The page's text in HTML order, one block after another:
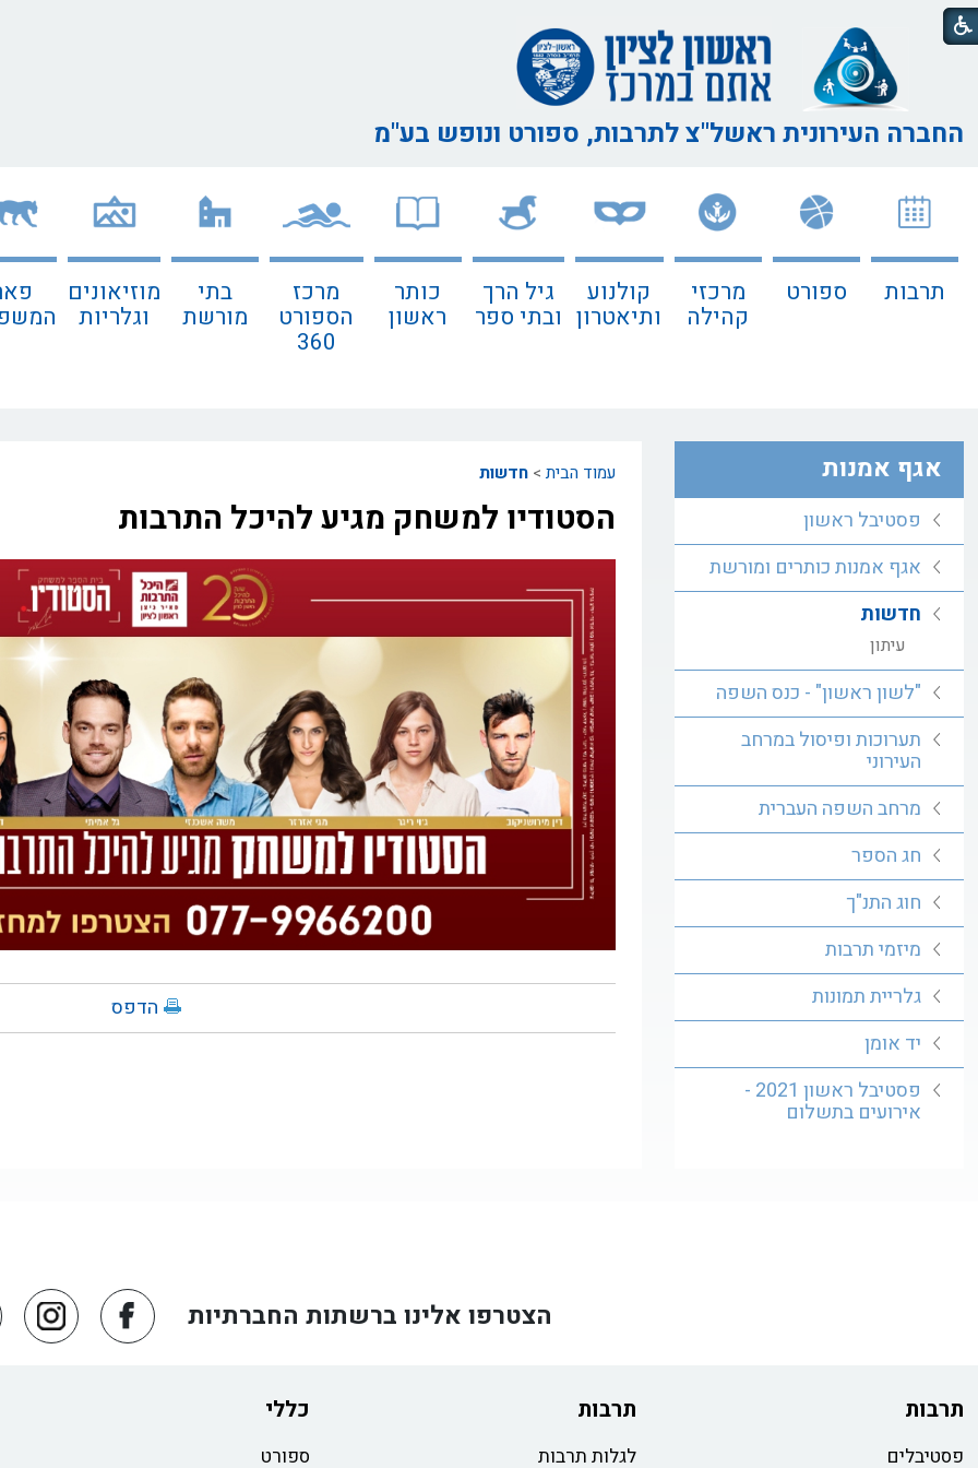
החברה העירונית ראשל"צלתרבות, ספורט ונופש בע"מ
תרבות ספורט מרכזי
קהילה
קולנוע
ותיאטרון
גיל הרך
ובתי ספר
כותר
ראשון
מרכז
הספורט
360
בתי
מורשת
מוזיאונים
וגלריות
עמוד הבית >חדשות
הסטודיו למשחק מגיע להיכל התרבות
הדפס
אגף אמנות
פסטיבל ראשון
אגף אמנות כותרים ומורשת
חדשות
עיתון
"לשון ראשון" - כנס השפה
תערוכות ופיסול במרחב
העירוני
מרחב השפה העברית
חג הספר
חוג התנ"ך
מיזמי תרבות
גלריית תמונות
יד אומן
פסטיבל ראשון 2021 -
אירועים בתשלום
הצטרפו אלינו ברשתות החברתיות
תרבות
פסטיבלים
תרבות
לגלות תרבות
כללי
ספורט